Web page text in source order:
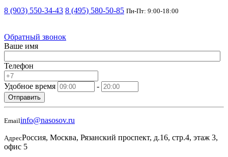
8 (903) 550-34-43 8 (495) 580-50-85 Пн-Пт: 9:00-18:00
Обратный звонок
Ваше имя
Телефон
Удобное время -
Отправить
Emailinfo@nasosov.ru
АдресРоссия, Москва, Рязанский проспект, д.16, стр.4, этаж 3,
офис 5